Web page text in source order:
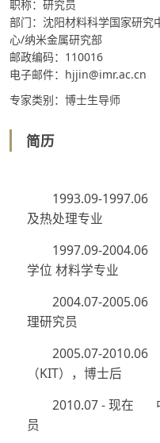
职称：研究员
部门：沈阳材料科学国家研究
心/纳米金属研究部
邮政编码：110016
电子邮件：hjjin@imr.ac.cn
专家类别：博士生导师
简历
1993.09-1997.06
及热处理专业
1997.09-2004.06
学位 材料学专业
2004.07-2005.06
理研究员
2005.07-2010.06
（KIT），博士后
2010.07 - 现在 中
员